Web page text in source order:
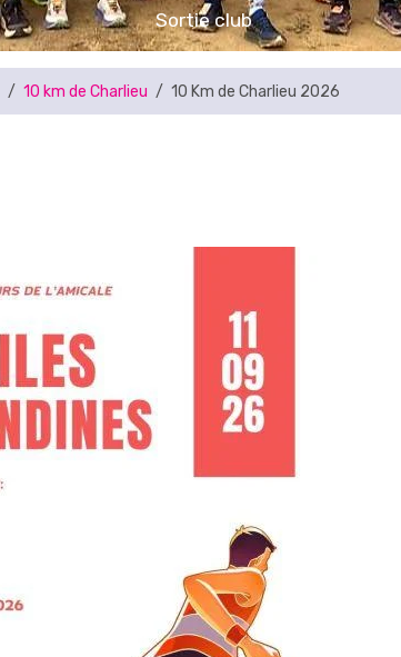
Ecole d'athlétisme
10 km de Charlieu 10 Km de Charlieu 2026